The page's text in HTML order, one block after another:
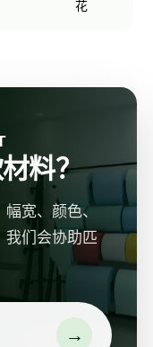
花
料？
幅宽、颜色、
我们会协助匹
→